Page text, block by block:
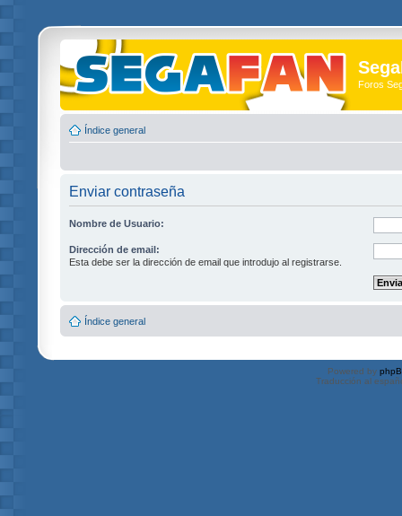
Foros
Índice general
Enviar contraseña
Nombre de Usuario:
Dirección de email:
Esta debe ser la dirección de email que introdujo al registrarse.
Índice general
Powered by
Traducción al